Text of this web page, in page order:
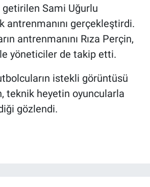
Sami Uğurlu
antrenmanını gerçekleştirdi.
antrenmanını Rıza Perçin,
yöneticiler de takip etti.
istekli görüntüsü
teknik heyetin oyuncularla
gözlendi.